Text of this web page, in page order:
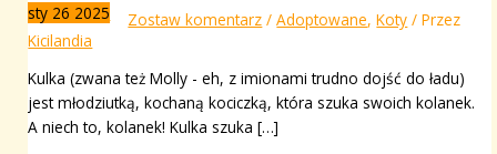
sty 26 2025 Zostaw komentarz /Adoptowane,Koty / Przez
Kicilandia
Kulka (zwana też Molly ​- eh, z imionami trudno dojść do ładu)
jest młodziutką, kochaną kociczką, która szuka swoich kolanek.
A niech to, kolanek! Kulka szuka […]